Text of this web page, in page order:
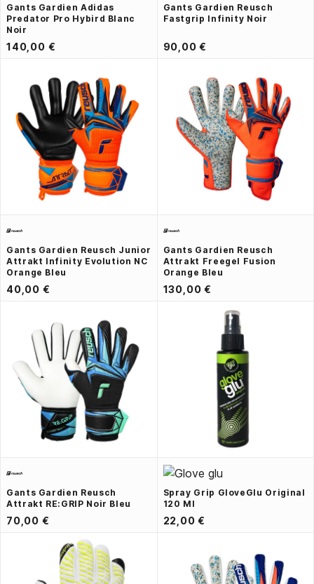
Gants Gardien Adidas
Predator Pro Hybird Blanc
Noir
140,00 €
Gants Gardien Reusch
Fastgrip Infinity Noir
90,00 €
Gants Gardien Reusch Junior
Attrakt Infinity Evolution NC
Orange Bleu
40,00 €
Gants Gardien Reusch
Attrakt Freegel Fusion
Orange Bleu
130,00 €
Gants Gardien Reusch
Attrakt RE:GRIP Noir Bleu
70,00 €
Spray Grip GloveGlu Original
120 Ml
22,00 €